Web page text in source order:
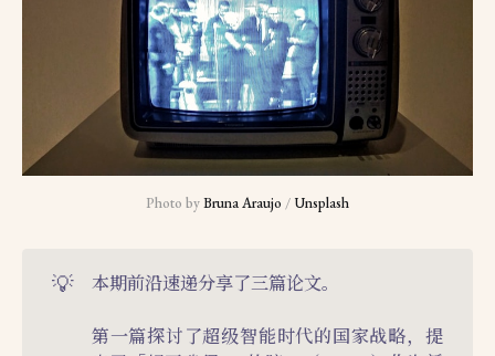
Photo by Bruna Araujo / Unsplash
💡 本期前沿速递分享了三篇论文。
第一篇探讨了超级智能时代的国家战略，提